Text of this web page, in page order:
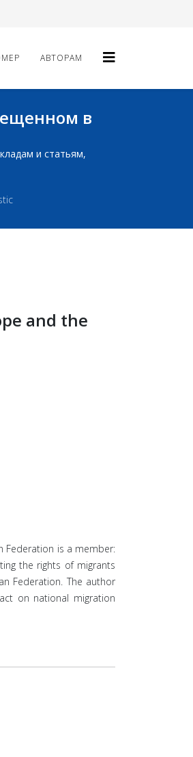
АВТОРАМ
в
и статьям,
and the
Federation is a member:
the rights of migrants
Federation. The author
on national migration